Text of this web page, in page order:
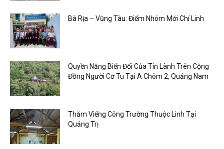
Bà Rịa – Vũng Tàu: Điểm Nhóm Mới Chí Linh
Quyền Năng Biến Đổi Của Tin Lành Trên Cộng
Đồng Người Cơ Tu Tại A Chôm 2, Quảng Nam
Thăm Viếng Công Trường Thuộc Linh Tại
Quảng Trị